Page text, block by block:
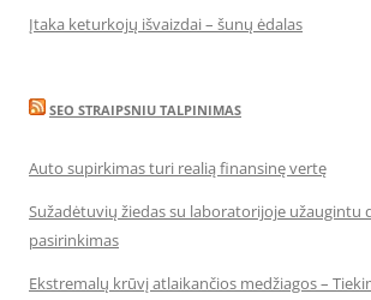
Įtaka keturkojų išvaizdai – šunų ėdalas
SEO STRAIPSNIU TALPINIMAS
Auto supirkimas turi realią finansinę vertę
Sužadėtuvių žiedas su laboratorijoje užaugintu
pasirinkimas
Ekstremalų krūvį atlaikančios medžiagos –